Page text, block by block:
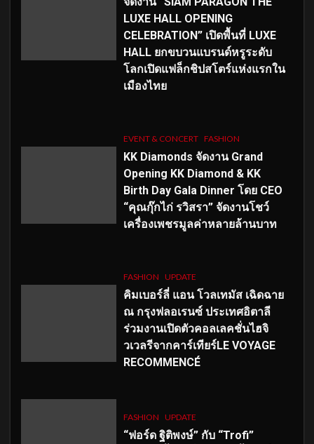
LUXE HALL OPENING
CELEBRATION” เปิดพื้นที่ LUXE
HALL ยกขบวนแบรนด์หรูระดับ
โลกเปิดแฟล็กชิปสโตร์แห่งแรกใน
เมืองไทย
EVENT & CONCERT FASHION
KK Diamonds จัดงาน Grand
Opening KK Diamond & KK
Birth Day Gala Dinner โดย CEO
“คุณกุ๊กไก่ รวิสรา” จัดงานโชว์
เครื่องเพชรมูลค่าหลายล้านบาท
FASHION UPDATE
คิมเบอร์ลี่ แอน โวลเทมัส เฉิดฉาย
ณ กรุงฟลอเรนซ์ ประเทศอิตาลี
ร่วมงานเปิดตัวคอลเลคชั่นไฮจิ
วเวลรีจากคาร์เทียร์LE VOYAGE
RECOMMENCÉ
FASHION UPDATE
“ฟอร์ด ฐิติพงษ์” กับ “Trofi”